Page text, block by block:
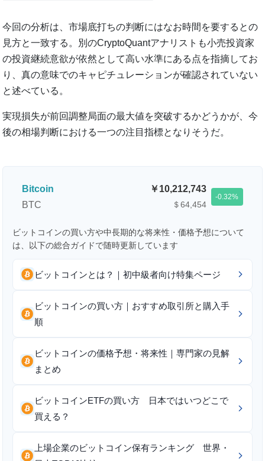
今回の分析は、市場底打ちの判断にはなお時間を要するとの
見方と一致する。別のCryptoQuantアナリストも小売投資家
の投資継続意欲が依然として高い水準にある点を指摘してお
り、真の意味でのキャピチュレーションが確認されていない
と述べている。
実現損失が前回調整局面の最大値を突破するかどうかが、今
後の相場判断における一つの注目指標となりそうだ。
Bitcoin
BTC
10,212,743
＄64,454
-0.32
ビットコインの買い方や中長期的な将来性・価格予想について
は、以下の総合ガイドで随時更新しています
ビットコインとは？｜初中級者向け特集ページ
ビットコインの買い方｜おすすめ取引所と購入手
順
ビットコインの価格予想・将来性｜専門家の見解
まとめ
ビットコインETFの買い方 日本ではいつどこで
買える？
上場企業のビットコイン保有ランキング 世界・